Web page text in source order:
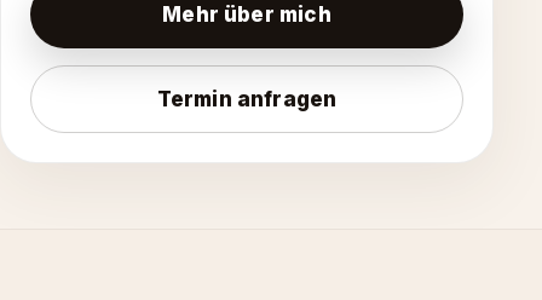
Mehr über mich
Termin anfragen